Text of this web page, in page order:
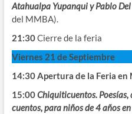
Atahualpa Yupanqui y Pablo Del
del MMBA).
21:30Cierre de la feria
Viernes 21 de Septiembre
14:30 Apertura de la Feria en
15:00Chiquiticuentos. Poesías,
cuentos, para niños de 4 años